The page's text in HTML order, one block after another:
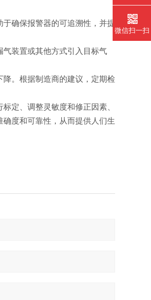
确保报警器的可追溯性，并提
装置或其他方式引入目标气
。根据制造商的建议，定期检
定、调整灵敏度和修正因素、
度和可靠性，从而提供人们生
微信扫一扫